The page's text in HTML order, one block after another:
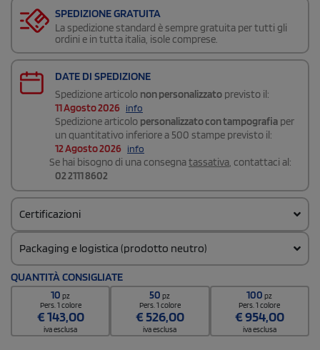
SPEDIZIONE GRATUITA
La spedizione standard è sempre gratuita per tutti gli
ordini e in tutta italia, isole comprese.
DATE DI SPEDIZIONE
Spedizione articolo non personalizzato previsto il:
11 Agosto 2026 info
Spedizione articolo personalizzato con tampografia per
un quantitativo inferiore a 500 stampe previsto il:
12 Agosto 2026 info
Se hai bisogno di una consegnatassativa, contattaci al:
02 2111 8602
Certificazioni
Packaging e logistica (prodotto neutro)
Codice doganale
9004109100000000000000
Quantità per confezione
12 / Inner carton
Quantità per scatola
QUANTITÀ CONSIGLIATE
10pz
Pers. 1 colore
€143,00
iva esclusa
50pz
Pers. 1 colore
€526,00
iva esclusa
100pz
Pers. 1 colore
€954,00
iva esclusa